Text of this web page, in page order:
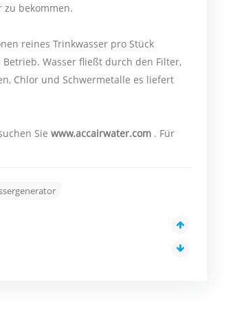
zu bekommen.
reines Trinkwasser pro Stück
Wasser fließt durch den Filter,
Chlor und Schwermetalle es liefert
Sie www.accairwater.com . Für